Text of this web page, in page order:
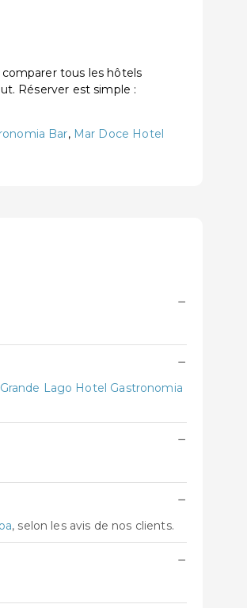
tous les hôtels
Réserver est simple :
Bar, Mar Doce Hotel
−
−
Grande Lago Hotel Gastronomia
−
−
, selon les avis de nos clients.
−